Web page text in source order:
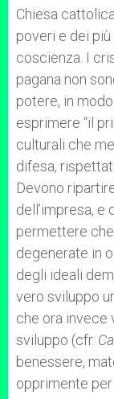
Chiesa
poveri e dei
coscienza. I
pagana non
potere, in
esprimere “il
culturali che
difesa,
Devono
dell’impresa, e
permettere
degenerate in
degli ideali
vero sviluppo
che ora invece
sviluppo (cfr.
benessere,
opprimente per